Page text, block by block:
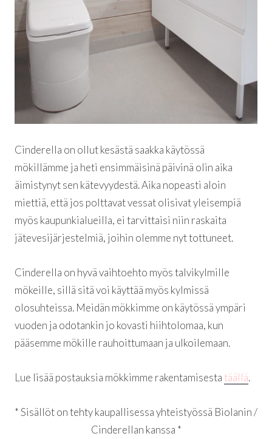
Cinderella on ollut kesästä saakka käytössä
mökillämme ja heti ensimmäisinä päivinä olin aika
äimistynyt sen kätevyydestä. Aika nopeasti aloin
miettiä, että jos polttavat vessat olisivat yleisempiä
myös kaupunkialueilla, ei tarvittaisi niin raskaita
jätevesijärjestelmiä, joihin olemme nyt tottuneet.
Cinderella on hyvä vaihtoehto myös talvikylmille
mökeille, sillä sitä voi käyttää myös kylmissä
olosuhteissa. Meidän mökkimme on käytössä ympäri
vuoden ja odotankin jo kovasti hiihtolomaa, kun
pääsemme mökille rauhoittumaan ja ulkoilemaan.
Lue lisää postauksia mökkimme rakentamisesta täällä.
* Sisällöt on tehty kaupallisessa yhteistyössä Biolanin /
Cinderellan kanssa *